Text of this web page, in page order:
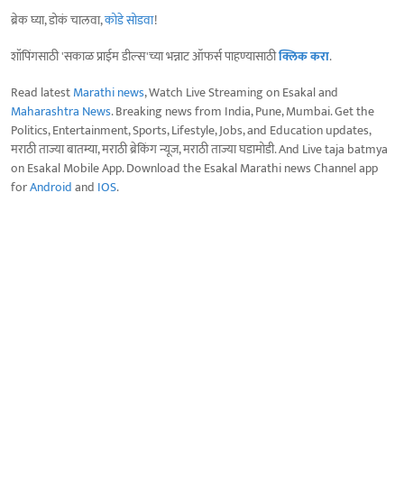
ब्रेक घ्या, डोकं चालवा,कोडे सोडवा!
शॉपिंगसाठी 'सकाळ प्राईम डील्स'च्या भन्नाट ऑफर्स पाहण्यासाठीक्लिक करा.
Read latestMarathi news, Watch Live Streaming on Esakal and
Maharashtra News. Breaking news from India, Pune, Mumbai. Get the
Politics, Entertainment, Sports, Lifestyle, Jobs, and Education updates,
मराठी ताज्या बातम्या, मराठी ब्रेकिंग न्यूज, मराठी ताज्या घडामोडी. And Live taja batmya
on Esakal Mobile App. Download the Esakal Marathi news Channel app
forAndroidand IOS.